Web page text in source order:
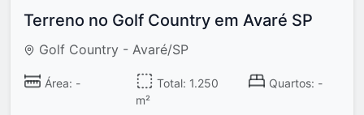
Terreno no Golf Country em Avaré SP
Golf Country - Avaré/SP
Área: -
Total: 1.250
m²
Quartos: -